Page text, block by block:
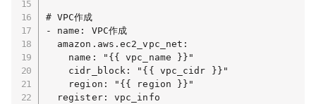
# VPC作成
- name: VPC作成
  amazon.aws.ec2_vpc_net:
    name: "{{ vpc_name }}"
    cidr_block: "{{ vpc_cidr }}"
    region: "{{ region }}"
  register: vpc_info